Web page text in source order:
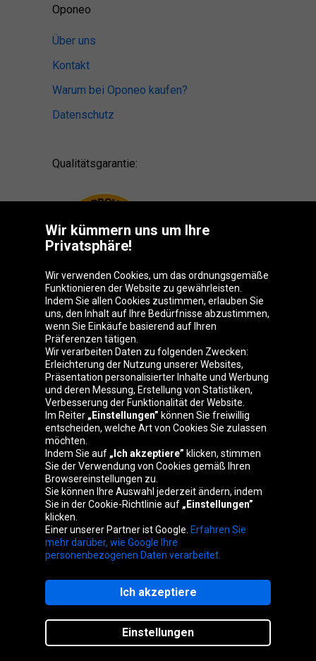
Oponeo
Über uns
Kontakt
Warum bei Oponeo kaufen?
Datenschutz
Qualitätsgarantie:
Oponeo-Gruppe
Belgique
Česká
republika
Deutschland Éire
España France Italia Magyarország
Nederland Polska
Slovenská
republika
United
Website-Karte
Wir kümmern uns um Ihre
Privatsphäre!
Wir verwenden Cookies, um das ordnungsgemäße
Funktionieren der Website zu gewährleisten.
Indem Sie allen Cookies zustimmen, erlauben Sie
uns, den Inhalt auf Ihre Bedürfnisse abzustimmen,
wenn Sie Einkäufe basierend auf Ihren
Präferenzen tätigen.
Wir verarbeiten Daten zu folgenden Zwecken:
Erleichterung der Nutzung unserer Websites,
Präsentation personalisierter Inhalte und Werbung
und deren Messung, Erstellung von Statistiken,
Verbesserung der Funktionalität der Website.
Im Reiter „Einstellungen” können Sie freiwillig
entscheiden, welche Art von Cookies Sie zulassen
möchten.
Indem Sie auf „Ich akzeptiere” klicken, stimmen
Sie der Verwendung von Cookies gemäß Ihren
Browsereinstellungen zu.
Sie können Ihre Auswahl jederzeit ändern, indem
Sie in der Cookie-Richtlinie auf „Einstellungen”
klicken.
Einer unserer Partner ist Google. Erfahren Sie
mehr darüber, wie Google Ihre
personenbezogenen Daten verarbeitet.
Einstellungen
Ich akzeptiere